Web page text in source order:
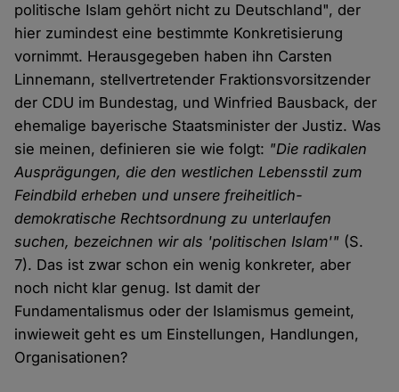
politische Islam gehört nicht zu Deutschland", der
hier zumindest eine bestimmte Konkretisierung
vornimmt. Herausgegeben haben ihn Carsten
Linnemann, stellvertretender Fraktionsvorsitzender
der CDU im Bundestag, und Winfried Bausback, der
ehemalige bayerische Staatsminister der Justiz. Was
sie meinen, definieren sie wie folgt: "Die radikalen
Ausprägungen, die den westlichen Lebensstil zum
Feindbild erheben und unsere freiheitlich-
demokratische Rechtsordnung zu unterlaufen
suchen, bezeichnen wir als 'politischen Islam'" (S.
7). Das ist zwar schon ein wenig konkreter, aber
noch nicht klar genug. Ist damit der
Fundamentalismus oder der Islamismus gemeint,
inwieweit geht es um Einstellungen, Handlungen,
Organisationen?